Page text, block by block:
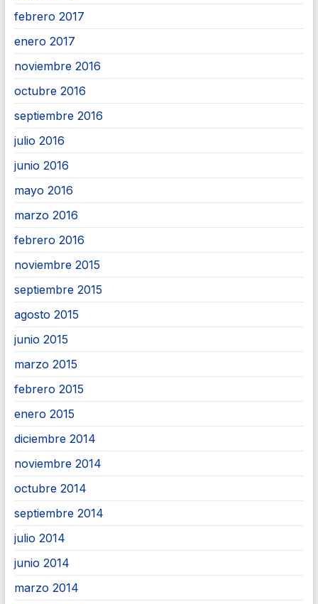
febrero 2017
enero 2017
noviembre 2016
octubre 2016
septiembre 2016
julio 2016
junio 2016
mayo 2016
marzo 2016
febrero 2016
noviembre 2015
septiembre 2015
agosto 2015
junio 2015
marzo 2015
febrero 2015
enero 2015
diciembre 2014
noviembre 2014
octubre 2014
septiembre 2014
julio 2014
junio 2014
marzo 2014